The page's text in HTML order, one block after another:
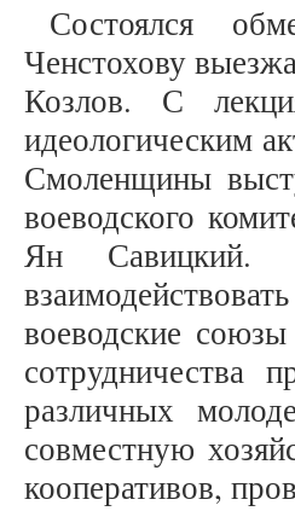
Состоялся
Ченстохову
Козлов. С
идеологическим
Смоленщины
воеводского
Ян Савицкий.
воеводские
сотрудничества
различных
совместную
кооперативов,